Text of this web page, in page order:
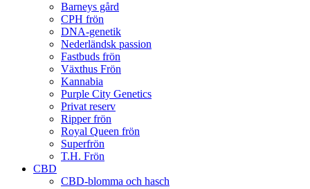
Barneys gård
CPH frön
DNA-genetik
Nederländsk passion
Fastbuds frön
Växthus Frön
Kannabia
Purple City Genetics
Privat reserv
Ripper frön
Royal Queen frön
Superfrön
T.H. Frön
CBD
CBD-blomma och hasch